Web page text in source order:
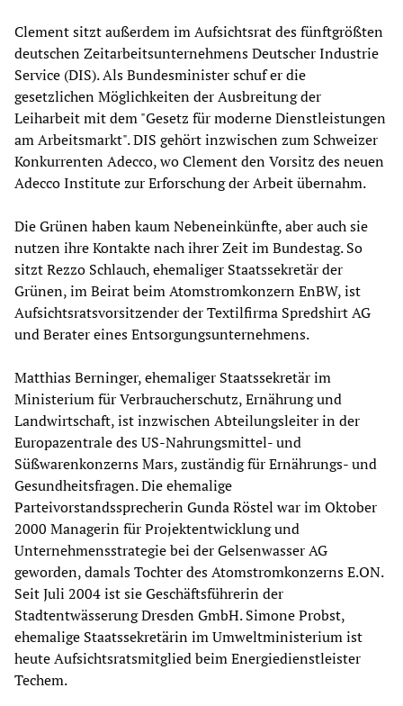
Clement sitzt außerdem im Aufsichtsrat des fünftgrößten
deutschen Zeitarbeitsunternehmens Deutscher Industrie
Service (DIS). Als Bundesminister schuf er die
gesetzlichen Möglichkeiten der Ausbreitung der
Leiharbeit mit dem "Gesetz für moderne Dienstleistungen
am Arbeitsmarkt". DIS gehört inzwischen zum Schweizer
Konkurrenten Adecco, wo Clement den Vorsitz des neuen
Adecco Institute zur Erforschung der Arbeit übernahm.
Die Grünen haben kaum Nebeneinkünfte, aber auch sie
nutzen ihre Kontakte nach ihrer Zeit im Bundestag. So
sitzt Rezzo Schlauch, ehemaliger Staatssekretär der
Grünen, im Beirat beim Atomstromkonzern EnBW, ist
Aufsichtsratsvorsitzender der Textilfirma Spredshirt AG
und Berater eines Entsorgungsunternehmens.
Matthias Berninger, ehemaliger Staatssekretär im
Ministerium für Verbraucherschutz, Ernährung und
Landwirtschaft, ist inzwischen Abteilungsleiter in der
Europazentrale des US-Nahrungsmittel- und
Süßwarenkonzerns Mars, zuständig für Ernährungs- und
Gesundheitsfragen. Die ehemalige
Parteivorstandssprecherin Gunda Röstel war im Oktober
2000 Managerin für Projektentwicklung und
Unternehmensstrategie bei der Gelsenwasser AG
geworden, damals Tochter des Atomstromkonzerns E.ON.
Seit Juli 2004 ist sie Geschäftsführerin der
Stadtentwässerung Dresden GmbH. Simone Probst,
ehemalige Staatssekretärin im Umweltministerium ist
heute Aufsichtsratsmitglied beim Energiedienstleister
Techem.